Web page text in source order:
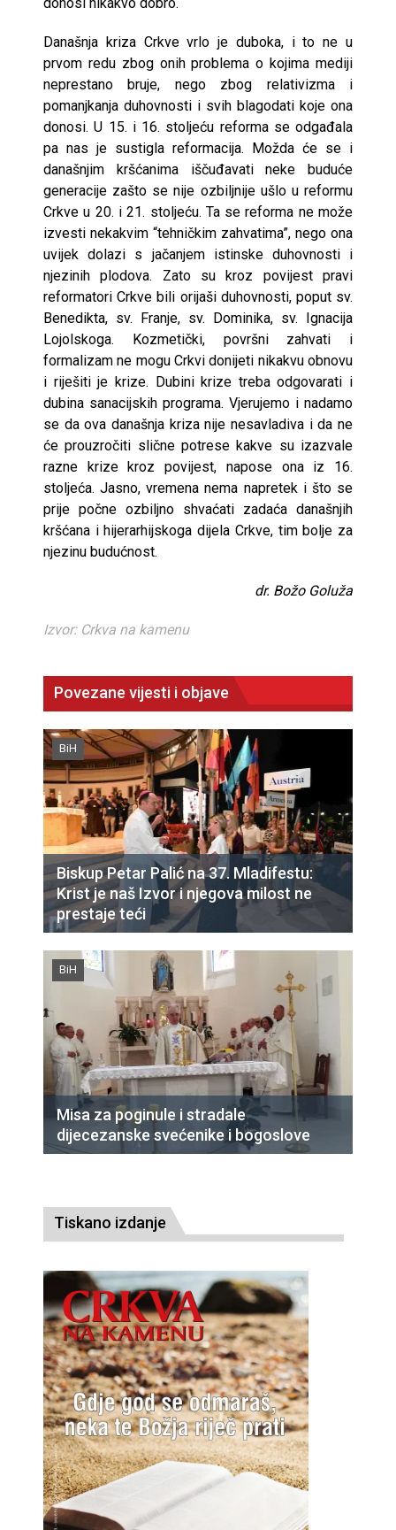
Današnja kriza Crkve vrlo je duboka, i to ne u
prvom redu zbog onih problema o kojima mediji
neprestano bruje, nego zbog relativizma i
pomanjkanja duhovnosti i svih blagodati koje ona
donosi. U 15. i 16. stoljeću reforma se odgađala
pa nas je sustigla reformacija. Možda će se i
današnjim kršćanima iščuđavati neke buduće
generacije zašto se nije ozbiljnije ušlo u reformu
Crkve u 20. i 21. stoljeću. Ta se reforma ne može
izvesti nekakvim “tehničkim zahvatima”, nego ona
uvijek dolazi s jačanjem istinske duhovnosti i
njezinih plodova. Zato su kroz povijest pravi
reformatori Crkve bili orijaši duhovnosti, poput sv.
Benedikta, sv. Franje, sv. Dominika, sv. Ignacija
Lojolskoga. Kozmetički, površni zahvati i
formalizam ne mogu Crkvi donijeti nikakvu obnovu
i riješiti je krize. Dubini krize treba odgovarati i
dubina sanacijskih programa. Vjerujemo i nadamo
se da ova današnja kriza nije nesavladiva i da ne
će prouzročiti slične potrese kakve su izazvale
razne krize kroz povijest, napose ona iz 16.
stoljeća. Jasno, vremena nema napretek i što se
prije počne ozbiljno shvaćati zadaća današnjih
kršćana i hijerarhijskoga dijela Crkve, tim bolje za
njezinu budućnost.
dr. Božo Goluža
Izvor: Crkva na kamenu
Povezane vijesti i objave
BiH
Biskup Petar Palić na 37. Mladifestu:
Krist je naš Izvor i njegova milost ne
prestaje teći
BiH
Misa za poginule i stradale
dijecezanske svećenike i bogoslove
Tiskano izdanje